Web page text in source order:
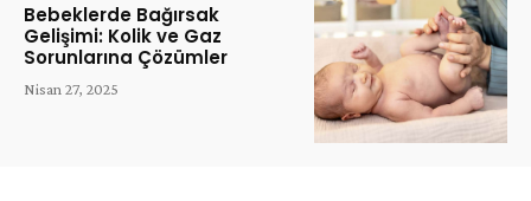
Bebeklerde Bağırsak
Gelişimi: Kolik ve Gaz
Sorunlarına Çözümler
Nisan 27, 2025